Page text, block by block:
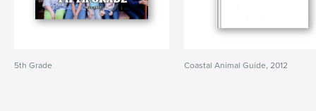
5th Grade Coastal Animal Guide, 2012